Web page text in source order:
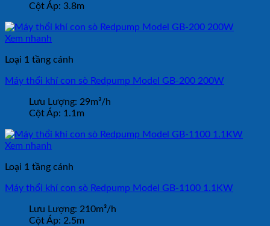
Cột Áp: 3.8m
Xem nhanh
Loại 1 tầng cánh
Máy thổi khí con sò Redpump Model GB-200 200W
Lưu Lượng: 29m³/h
Cột Áp: 1.1m
Xem nhanh
Loại 1 tầng cánh
Máy thổi khí con sò Redpump Model GB-1100 1.1KW
Lưu Lượng: 210m³/h
Cột Áp: 2.5m